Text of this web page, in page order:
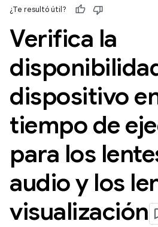
¿Te resultó útil?
Verifica la
dispositivo
tiempo de
para los
audio y los
visualización